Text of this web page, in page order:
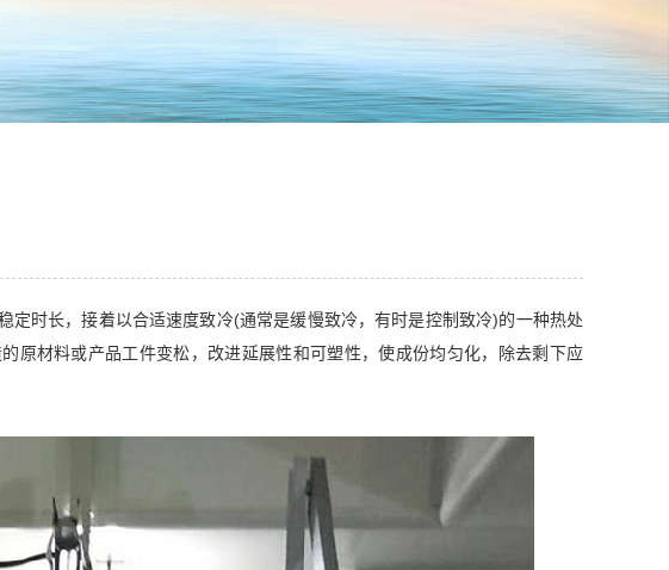
定时长，接着以合适速度致冷(通常是缓慢致冷，有时是控制致冷)的一种热处
原材料或产品工件变松，改进延展性和可塑性，使成份均匀化，除去剩下应